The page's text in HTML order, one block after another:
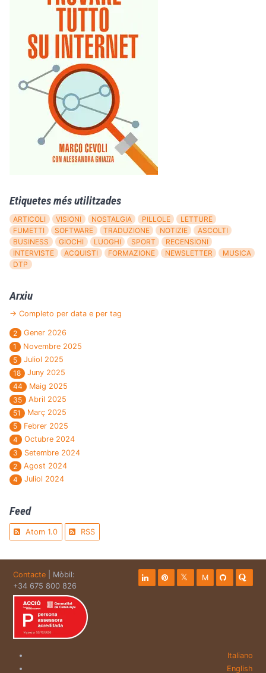
Etiquetes més utilitzades
ARTICOLI VISIONI NOSTALGIA PILLOLE
LETTURE
FUMETTI
SOFTWARE TRADUZIONE NOTIZIE
ASCOLTI
BUSINESS
GIOCHI LUOGHI SPORT
RECENSIONI
INTERVISTE
ACQUISTI FORMAZIONE NEWSLETTER
MUSICA
DTP
Arxiu
→ Completo per data e per tag
2
Gener 2026
1
Novembre 2025
5
Juliol 2025
18
Juny 2025
44
Maig 2025
35
Abril 2025
51
Març 2025
5
Febrer 2025
4
Octubre 2024
3
Setembre 2024
2
Agost 2024
4
Juliol 2024
Feed
Atom 1.0 RSS
Contacte | Mòbil:
+34 675 800 826
M
Italiano
English